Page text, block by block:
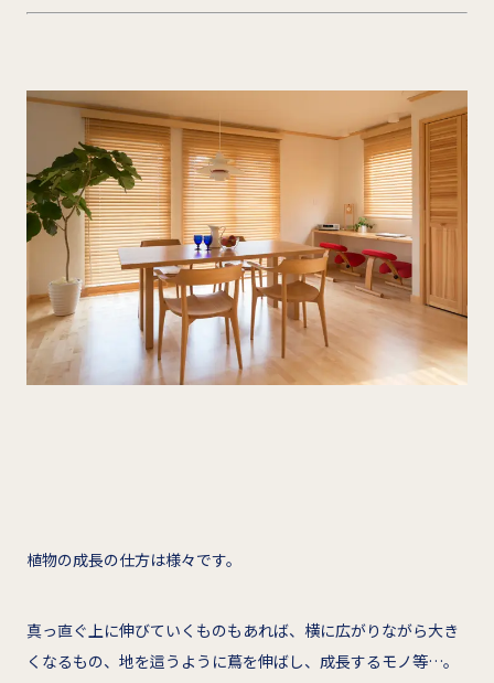
植物の成長の仕方は様々です。
真っ直ぐ上に伸びていくものもあれば、横に広がりながら大き
くなるもの、地を這うように蔦を伸ばし、成長するモノ等…。